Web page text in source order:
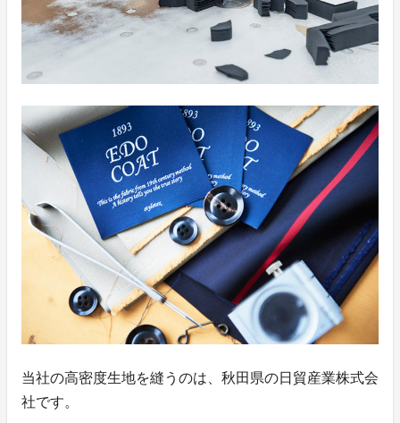
当社の高密度生地を縫うのは、秋田県の日貿産業株式会
社です。